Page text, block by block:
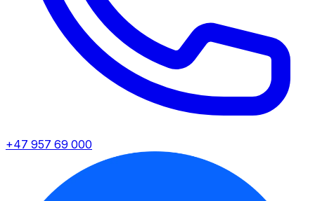
+47 957 69 000